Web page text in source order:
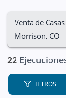
Venta de
Morrison, CO
22
FILTROS